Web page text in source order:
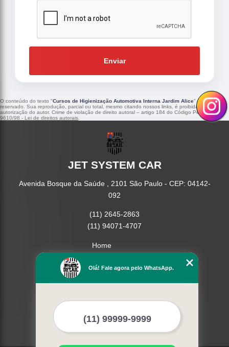
Enviar
O conteúdo do texto "Cursos de Higienização Automotiva Interna Jardim Alice" é de direito
reservado. Sua reprodução, parcial ou total, mesmo citando nossos links, é proibida sem a
autorização do autor. Crime de violação de direito autoral – artigo 184 do Código Penal –Lei
9610/98 - Lei de direitos autorais
JET SYSTEM CAR
Avenida Bosque da Saúde , 2101 São Paulo - CEP: 04142-
092
(11) 2645-2863
(11) 94071-4707
Home
Missão
Mapa do site
Mais Serviços
Olá! Fale agora pelo WhatsApp.